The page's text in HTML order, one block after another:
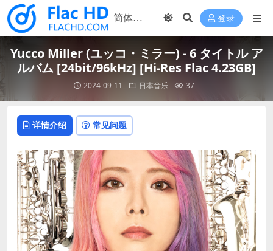
登录
Yucco Miller (ユッコ・ミラー) - 6 タイトル ア
ルバム [24bit/96kHz] [Hi-Res Flac 4.23GB]
2024-09-11 日本音乐 37
详情介绍 常见问题